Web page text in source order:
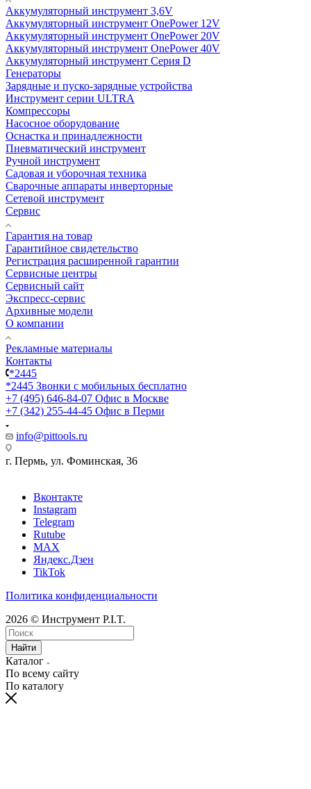
Аккумуляторный инструмент 3,6V
Аккумуляторный инструмент OnePower 12V
Аккумуляторный инструмент OnePower 20V
Аккумуляторный инструмент OnePower 40V
Аккумуляторный инструмент Серия D
Генераторы
Зарядные и пуско-зарядные устройства
Инструмент серии ULTRA
Компрессоры
Насосное оборудование
Оснастка и принадлежности
Пневматический инструмент
Ручной инструмент
Садовая и уборочная техника
Сварочные аппараты инверторные
Сетевой инструмент
Сервис
Гарантия на товар
Гарантийное свидетельство
Регистрация расширенной гарантии
Сервисные центры
Сервисный сайт
Экспресс-сервис
Архивные модели
О компании
Рекламные материалы
Контакты
*2445
*2445 Звонки с мобильных бесплатно
+7 (495) 646-84-07 Офис в Москве
+7 (342) 255-44-45 Офис в Перми
info@pittools.ru
г. Пермь, ул. Фоминская, 36
Вконтакте
Instagram
Telegram
Rutube
MAX
Яндекс.Дзен
TikTok
Политика конфиденциальности
2026 © Инструмент P.I.T.
Найти
Каталог
По всему сайту
По каталогу